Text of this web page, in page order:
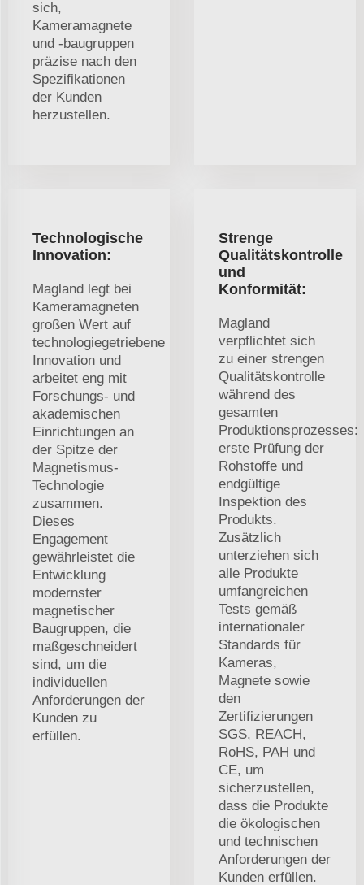
sich,
Kameramagnete
und -baugruppen
präzise nach den
Spezifikationen
der Kunden
herzustellen.
Technologische
Innovation:
Magland legt bei
Kameramagneten
großen Wert auf
technologiegetriebene
Innovation und
arbeitet eng mit
Forschungs- und
akademischen
Einrichtungen an
der Spitze der
Magnetismus-
Technologie
zusammen.
Dieses
Engagement
gewährleistet die
Entwicklung
modernster
magnetischer
Baugruppen, die
maßgeschneidert
sind, um die
individuellen
Anforderungen der
Kunden zu
erfüllen.
Strenge
Qualitätskontrolle
und
Konformität:
Magland
verpflichtet sich
zu einer strengen
Qualitätskontrolle
während des
gesamten
Produktionsprozesses:
erste Prüfung der
Rohstoffe und
endgültige
Inspektion des
Produkts.
Zusätzlich
unterziehen sich
alle Produkte
umfangreichen
Tests gemäß
internationaler
Standards für
Kameras,
Magnete sowie
den
Zertifizierungen
SGS, REACH,
RoHS, PAH und
CE, um
sicherzustellen,
dass die Produkte
die ökologischen
und technischen
Anforderungen der
Kunden erfüllen.